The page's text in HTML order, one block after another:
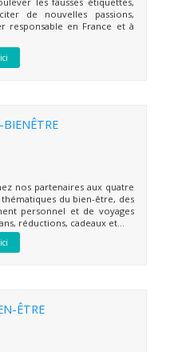
de nouvelles passions,
responsable en France et à
nos partenaires aux quatre
du bien-être, des
personnel et de voyages
réductions, cadeaux et...
ÊTRE